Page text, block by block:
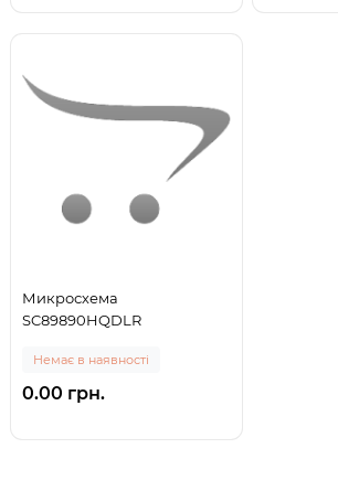
Микросхема
SC89890HQDLR
Немає в наявності
0.00 грн.